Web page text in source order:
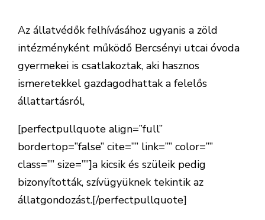
Az állatvédők felhívásához ugyanis a zöld
intézményként működő Bercsényi utcai óvoda
gyermekei is csatlakoztak, aki hasznos
ismeretekkel gazdagodhattak a felelős
állattartásról,
[perfectpullquote align=”full”
bordertop=”false” cite=”” link=”” color=””
class=”” size=””]a kicsik és szüleik pedig
bizonyították, szívügyüknek tekintik az
állatgondozást.[/perfectpullquote]